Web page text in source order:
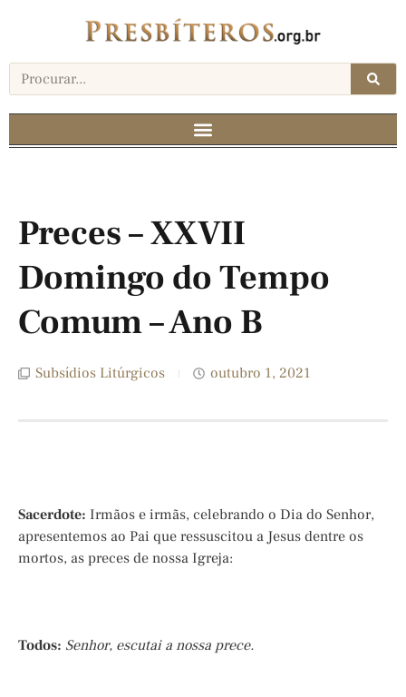
Preces – XXVII
Domingo do Tempo
Comum – Ano B
Subsídios Litúrgicos outubro 1, 2021
Sacerdote: Irmãos e irmãs, celebrando o Dia do Senhor,
apresentemos ao Pai que ressuscitou a Jesus dentre os
mortos, as preces de nossa Igreja:
Todos: Senhor, escutai a nossa prece.